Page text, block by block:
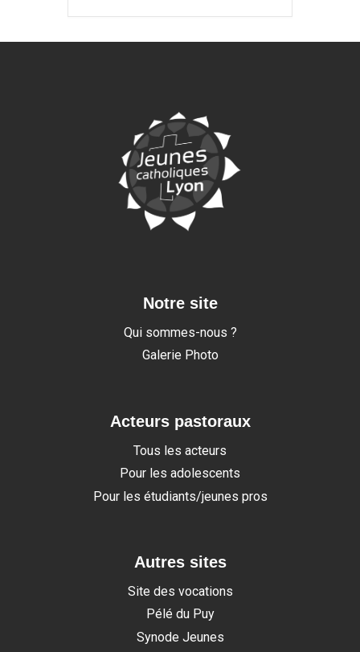
Notre site
Qui sommes-nous ?
Galerie Photo
Acteurs pastoraux
Tous les acteurs
Pour les adolescents
Pour les étudiants/jeunes pros
Autres sites
Site des vocations
Pélé du Puy
Synode Jeunes